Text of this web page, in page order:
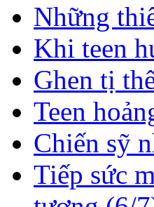
Những
Khi teen
Ghen tị
Teen
Chiến sỹ
Tiếp sức